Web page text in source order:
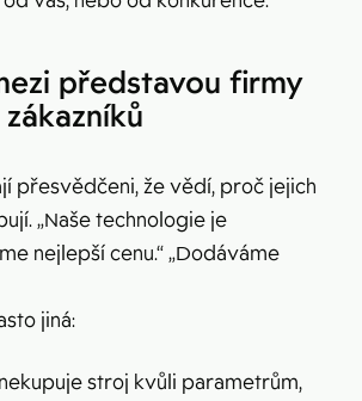
představou firmy
přesvědčeni, že vědí, proč jejich
„Naše technologie je
nejlepší cenu.“ „Dodáváme
jiná:
stroj kvůli parametrům,